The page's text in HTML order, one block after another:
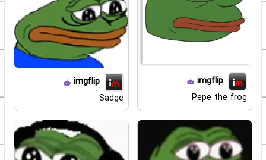
imgflip
Pepe the frog
imgflip
Sadge